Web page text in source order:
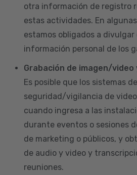
otra información de registro
estas actividades. En
estamos obligados a
información personal de los
Grabación de imagen/
Es posible que los sistemas de
seguridad/vigilancia de
cuando ingresa a las
durante eventos o sesiones
de marketing o públicos, y
de audio y video y
reuniones.